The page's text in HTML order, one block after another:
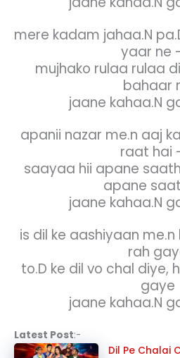
mere kadam jahaa.N
yaar ne
mujhako rulaa rulaa
bahaar
jaane kahaa.N
apanii nazar me.n aaj
raat hai
saayaa hii apane
apane
jaane kahaa.N
is dil ke aashiyaan
rah
to.D ke dil vo chal diye,
gaye
jaane kahaa.N
Latest Post:-
Dil Pe Chalai